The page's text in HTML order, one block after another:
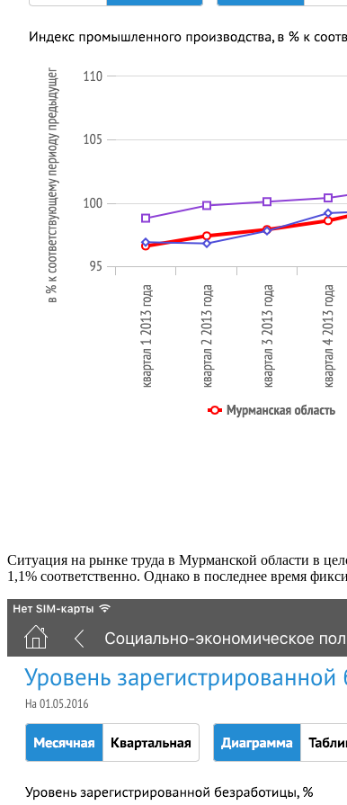
Ситуация на рынке труда в Мурманской области в
1,1% соответственно. Однако в последнее время